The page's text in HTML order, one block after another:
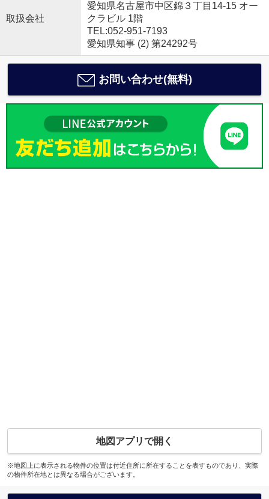
取扱会社
愛知県名古屋市中区錦３丁目14-15 オー
クラビル 1階
TEL:052-951-7193
愛知県知事 (2) 第24292号
お問い合わせ(無料)
地図アプリで開く
※地図上に表示される物件の位置は付近住所に所在することを表すものであり、実際
の物件所在地とは異なる場合がございます。